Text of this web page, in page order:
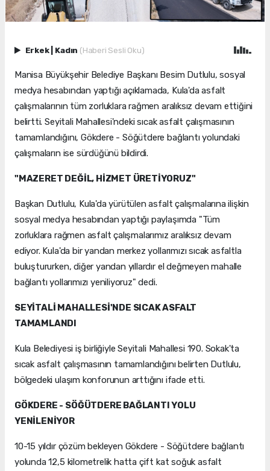
Erkek Kadın (Haberi Sesli Oku)
Manisa Büyükşehir Belediye Başkanı Besim Dutlulu, sosyal
medya hesabından yaptığı açıklamada, Kula'da asfalt
çalışmalarının tüm zorluklara rağmen aralıksız devam ettiğini
belirtti. Seyitali Mahallesi'ndeki sıcak asfalt çalışmasının
tamamlandığını, Gökdere - Söğütdere bağlantı yolundaki
çalışmaların ise sürdüğünü bildirdi.
"MAZERET DEĞİL, HİZMET ÜRETİYORUZ"
Başkan Dutlulu, Kula'da yürütülen asfalt çalışmalarına ilişkin
sosyal medya hesabından yaptığı paylaşımda "Tüm
zorluklara rağmen asfalt çalışmalarımız aralıksız devam
ediyor. Kula'da bir yandan merkez yollarımızı sıcak asfaltla
buluştururken, diğer yandan yıllardır el değmeyen mahalle
bağlantı yollarımızı yeniliyoruz" dedi.
SEYİTALİ MAHALLESİ'NDE SICAK ASFALT
TAMAMLANDI
Kula Belediyesi iş birliğiyle Seyitali Mahallesi 190. Sokak'ta
sıcak asfalt çalışmasının tamamlandığını belirten Dutlulu,
bölgedeki ulaşım konforunun arttığını ifade etti.
GÖKDERE - SÖĞÜTDERE BAĞLANTI YOLU
YENİLENİYOR
10-15 yıldır çözüm bekleyen Gökdere - Söğütdere bağlantı
yolunda 12,5 kilometrelik hatta çift kat soğuk asfalt